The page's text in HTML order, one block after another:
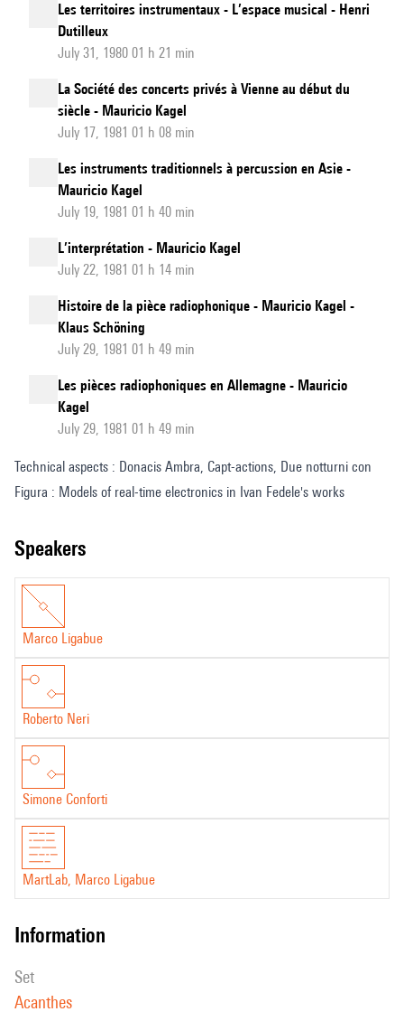
Les territoires instrumentaux - L’espace musical - Henri
Dutilleux
July 31, 1980 01 h 21 min
La Société des concerts privés à Vienne au début du
siècle - Mauricio Kagel
July 17, 1981 01 h 08 min
Les instruments traditionnels à percussion en Asie -
Mauricio Kagel
July 19, 1981 01 h 40 min
L’interprétation - Mauricio Kagel
July 22, 1981 01 h 14 min
Histoire de la pièce radiophonique - Mauricio Kagel -
Klaus Schöning
July 29, 1981 01 h 49 min
Les pièces radiophoniques en Allemagne - Mauricio
Kagel
July 29, 1981 01 h 49 min
Technical aspects : Donacis Ambra, Capt-actions, Due notturni con
Figura : Models of real-time electronics in Ivan Fedele's works
speakers
Marco Ligabue
Roberto Neri
Simone Conforti
MartLab, Marco Ligabue
information
set
Acanthes